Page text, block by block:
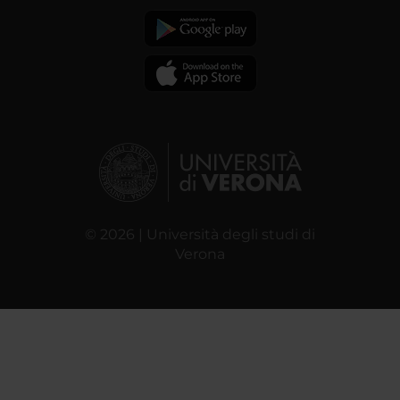
© 2026 | Università degli studi di
Verona